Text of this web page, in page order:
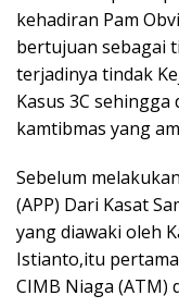
kehadiran Pam
bertujuan sebagai
terjadinya tindak
Kasus 3C
kamtibmas yang
Sebelum
(APP) Dari Kasat
yang diawaki oleh
Istianto,itu
CIMB Niaga (ATM)